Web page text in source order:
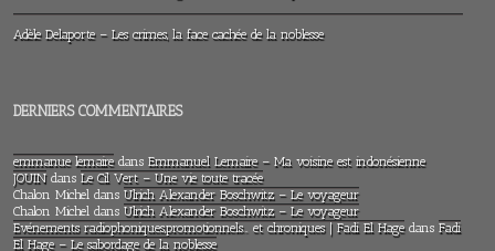
Adèle Delaporte – Les crimes, la face cachée de la noblesse
DERNIERS COMMENTAIRES
emmanue lemairedans Emmanuel Lemaire – Ma voisine est indonésienne
JOUINdans Le Cil Vert – Une vie toute tracée
Chalon Michel dans Ulrich Alexander Boschwitz – Le voyageur
Chalon Michel dans Ulrich Alexander Boschwitz – Le voyageur
Evénements radiophoniques,promotionnels… et chroniques | Fadi El Hagedans Fadi
El Hage – Le sabordage de la noblesse